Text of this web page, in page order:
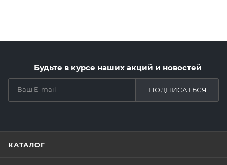
Будьте в курсе наших акций и новостей
ПОДПИСАТЬСЯ
КАТАЛОГ